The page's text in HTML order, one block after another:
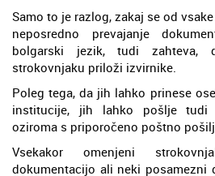
Samo to je razlog, zakaj se od
neposredno prevajanje
bolgarski jezik, tudi zahteva,
strokovnjaku priloži izvirnike.
Poleg tega, da jih lahko prinese
institucije, jih lahko pošlje tudi
oziroma s priporočeno poštno
Vsekakor omenjeni
dokumentacijo ali neki posamezni